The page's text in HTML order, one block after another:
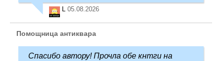
L 05.08.2026
Помощница антиквара
Спасибо автору! Прочла обе кнтги на